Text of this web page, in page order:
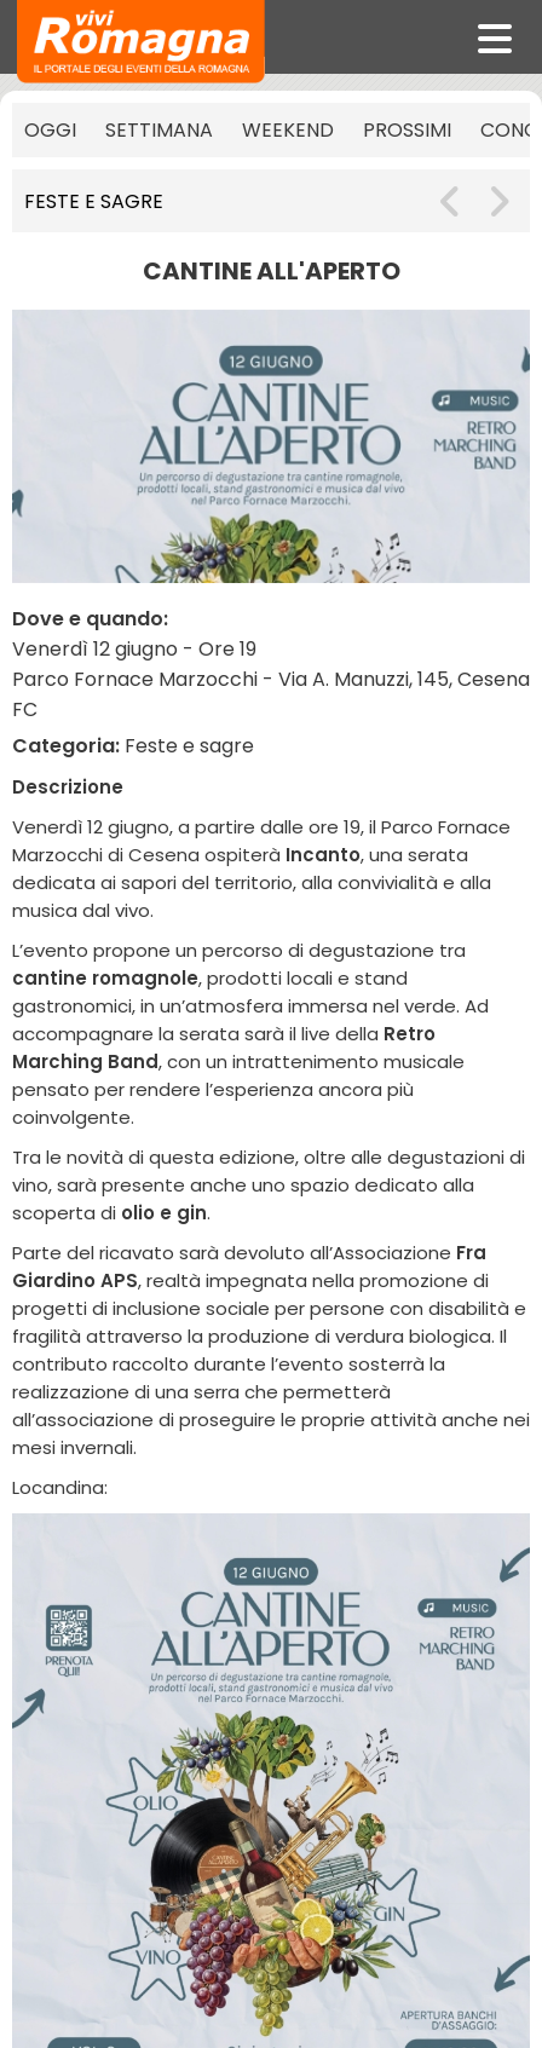
OGGI SETTIMANA WEEKEND PROSSIMI
FESTE E SAGRE
CANTINE ALL'APERTO
Dove e quando:
Venerdì 12 giugno - Ore 19
Parco Fornace Marzocchi - Via A. Manuzzi, 145, Cesena
FC
Categoria: Feste e sagre
Descrizione
Venerdì 12 giugno, a partire dalle ore 19, il Parco Fornace
Marzocchi di Cesena ospiterà Incanto, una serata
dedicata ai sapori del territorio, alla convivialità e alla
musica dal vivo.
L’evento propone un percorso di degustazione tra
cantine romagnole, prodotti locali e stand
gastronomici, in un’atmosfera immersa nel verde. Ad
accompagnare la serata sarà il live della Retro
Marching Band, con un intrattenimento musicale
pensato per rendere l’esperienza ancora più
coinvolgente.
Tra le novità di questa edizione, oltre alle degustazioni di
vino, sarà presente anche uno spazio dedicato alla
scoperta di olio e gin.
Parte del ricavato sarà devoluto all’Associazione Fra
Giardino APS, realtà impegnata nella promozione di
progetti di inclusione sociale per persone con disabilità e
fragilità attraverso la produzione di verdura biologica. Il
contributo raccolto durante l’evento sosterrà la
realizzazione di una serra che permetterà
all’associazione di proseguire le proprie attività anche nei
mesi invernali.
Locandina: